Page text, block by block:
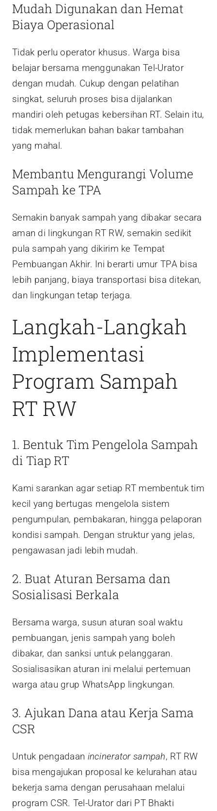
Mudah Digunakan dan Hemat
Biaya Operasional
Tidak perlu operator khusus. Warga bisa
belajar bersama menggunakan Tel-Urator
dengan mudah. Cukup dengan pelatihan
singkat, seluruh proses bisa dijalankan
mandiri oleh petugas kebersihan RT. Selain itu,
tidak memerlukan bahan bakar tambahan
yang mahal.
Membantu Mengurangi Volume
Sampah ke TPA
Semakin banyak sampah yang dibakar secara
aman di lingkungan RT RW, semakin sedikit
pula sampah yang dikirim ke Tempat
Pembuangan Akhir. Ini berarti umur TPA bisa
lebih panjang, biaya transportasi bisa ditekan,
dan lingkungan tetap terjaga.
Langkah-Langkah
Implementasi
Program Sampah
RT RW
1. Bentuk Tim Pengelola Sampah
di Tiap RT
Kami sarankan agar setiap RT membentuk tim
kecil yang bertugas mengelola sistem
pengumpulan, pembakaran, hingga pelaporan
kondisi sampah. Dengan struktur yang jelas,
pengawasan jadi lebih mudah.
2. Buat Aturan Bersama dan
Sosialisasi Berkala
Bersama warga, susun aturan soal waktu
pembuangan, jenis sampah yang boleh
dibakar, dan sanksi untuk pelanggaran.
Sosialisasikan aturan ini melalui pertemuan
warga atau grup WhatsApp lingkungan.
3. Ajukan Dana atau Kerja Sama
CSR
Untuk pengadaan incinerator sampah, RT RW
bisa mengajukan proposal ke kelurahan atau
bekerja sama dengan perusahaan melalui
program CSR. Tel-Urator dari PT Bhakti